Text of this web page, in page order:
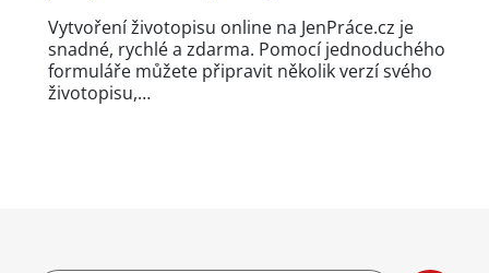
Vytvoření životopisu online na JenPráce.cz je
snadné, rychlé a zdarma. Pomocí jednoduchého
formuláře můžete připravit několik verzí svého
životopisu,…